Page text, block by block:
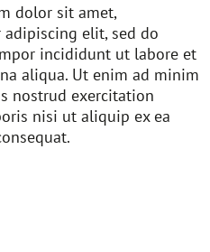
dolor sit amet,
adipiscing elit, sed do
incididunt ut labore et
aliqua. Ut enim ad minim
nostrud exercitation
nisi ut aliquip ex ea